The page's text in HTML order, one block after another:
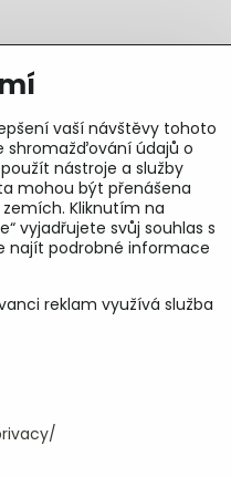
vaší návštěvy tohoto
shromažďování údajů o
nástroje a služby
mohou být přenášena
zemích. Kliknutím na
vyjadřujete svůj souhlas s
najít podrobné informace
reklam využívá služba